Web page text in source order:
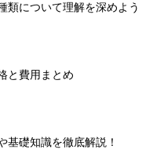
類について理解を深めよう
と費用まとめ
基礎知識を徹底解説！